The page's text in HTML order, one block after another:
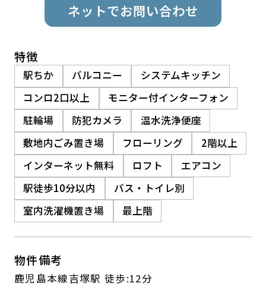
ネットでお問い合わせ
特徴
駅ちか バルコニー
システムキッチン
コンロ2口以上
モニター付インターフォン
駐輪場
防犯カメラ
温水洗浄便座
敷地内ごみ置き場
フローリング
2階以上
インターネット無料
ロフト
エアコン
駅徒歩10分以内
バス・トイレ別
室内洗濯機置き場
最上階
物件備考
鹿児島本線吉塚駅 徒歩:12分